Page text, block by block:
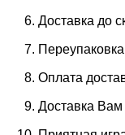
Доставка до
Оплата
Доставка